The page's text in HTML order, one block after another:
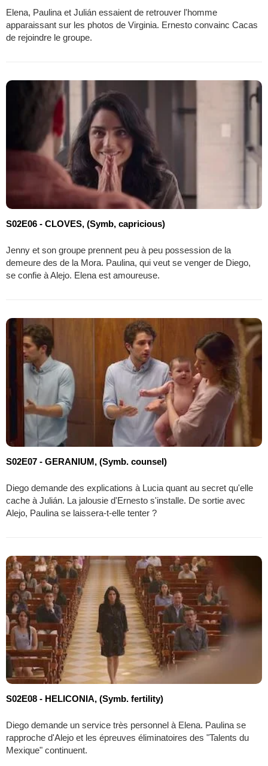
Elena, Paulina et Julián essaient de retrouver l'homme
apparaissant sur les photos de Virginia. Ernesto convainc Cacas
de rejoindre le groupe.
S02E06 - CLOVES, (Symb, capricious)
Jenny et son groupe prennent peu à peu possession de la
demeure des de la Mora. Paulina, qui veut se venger de Diego,
se confie à Alejo. Elena est amoureuse.
S02E07 - GERANIUM, (Symb. counsel)
Diego demande des explications à Lucia quant au secret qu'elle
cache à Julián. La jalousie d'Ernesto s'installe. De sortie avec
Alejo, Paulina se laissera-t-elle tenter ?
S02E08 - HELICONIA, (Symb. fertility)
Diego demande un service très personnel à Elena. Paulina se
rapproche d'Alejo et les épreuves éliminatoires des "Talents du
Mexique" continuent.